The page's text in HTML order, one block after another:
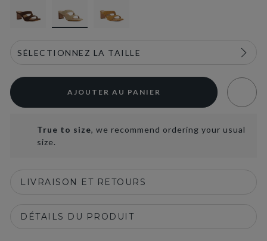
AJOUTER AU PANIER
True to size, we recommend ordering your usual
size.
LIVRAISON ET RETOURS
DÉTAILS DU PRODUIT